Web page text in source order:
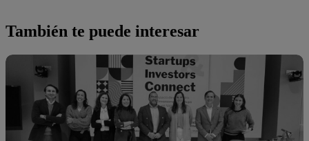
También te puede interesar